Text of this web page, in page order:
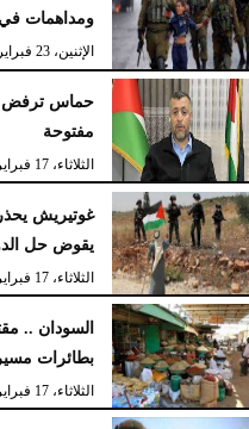
الإثنين، 23 فبراير 2026 02:15 مـ
ومداهمات في
الإثنين، 23 فبراير 2026
حماس ترفض
مفتوحة
الثلاثاء، 17 فبراير 2026
غوتيريش
يقوض حل
الثلاثاء، 17 فبراير 2026
بطائرات
الثلاثاء، 17 فبراير 2026